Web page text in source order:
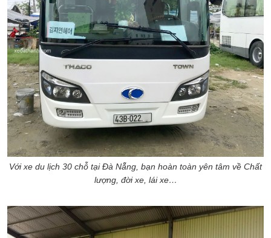
Với xe du lịch 30 chỗ tại Đà Nẵng, bạn hoàn toàn yên tâm về Chất
lượng, đời xe, lái xe…